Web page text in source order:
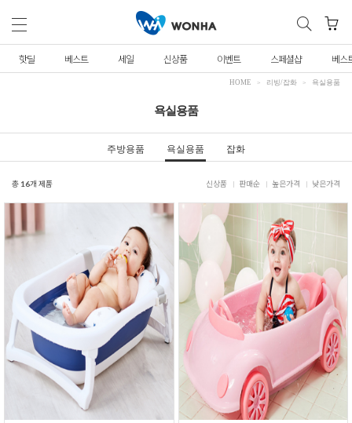
핫딜 베스트 세일 신상품 이벤트 스페셜샵 베스
HOME 리빙/잡화 욕실용품
욕실용품
주방용품 욕실용품 잡화
총 16개 제품 신상품 판매순 높은가격 낮은가격